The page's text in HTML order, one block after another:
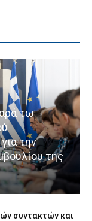
τω
την
της
συντακτών και